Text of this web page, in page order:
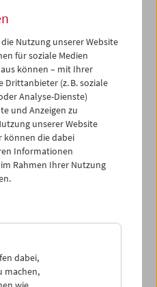
27
29
03 04
Nutzung unserer Website
für soziale Medien
können – mit Ihrer
Drittanbieter (z. B. soziale
Analyse-Dienste)
und Anzeigen zu
unserer Website
können die dabei
Informationen
Rahmen Ihrer Nutzung
dabei,
machen,